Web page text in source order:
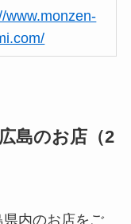
www.monzen-
島のお店（2
内のお店をご